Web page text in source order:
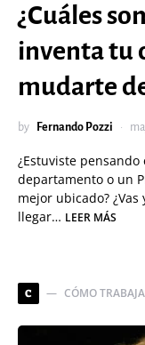
¿Cuáles
inventa tu
mudarte
by Fernando Pozzi
¿Estuviste
departamento o un
mejor ubicado?
llegar… LEER MÁS
C CÓMO